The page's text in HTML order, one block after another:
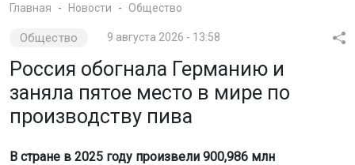
Главная Новости Общество
Общество 9 августа 2026 - 13:58
Россия обогнала Германию и
заняла пятое место в мире по
производству пива
В стране в 2025 году произвели 900,986 млн